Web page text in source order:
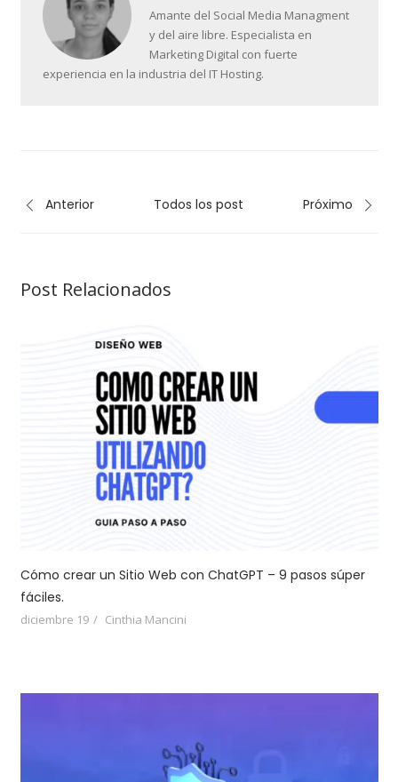
Amante del Social Media Managment
y del aire libre. Especialista en
Marketing Digital con fuerte
experiencia en la industria del IT Hosting.
Anterior Todos los post Próximo
Post Relacionados
Cómo crear un Sitio Web con ChatGPT – 9 pasos súper
fáciles.
diciembre 19 Cinthia Mancini